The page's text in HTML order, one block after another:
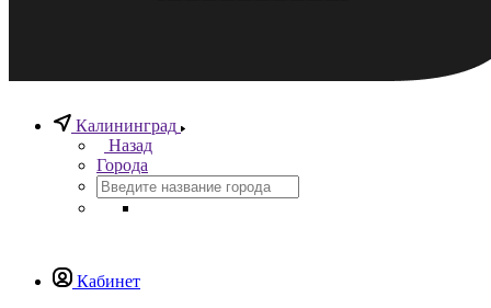
Калининград
Назад
Города
Кабинет